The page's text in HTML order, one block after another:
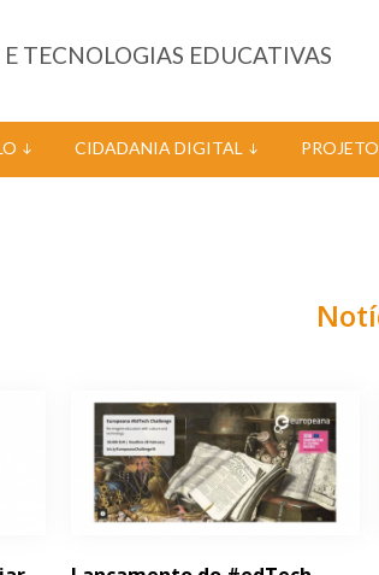
E TECNOLOGIAS EDUCATIVAS
CIDADANIA DIGITAL